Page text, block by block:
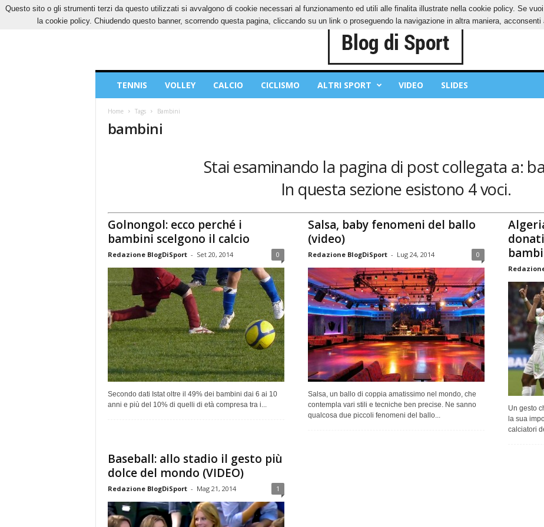
VENERDÌ, 7 AGOSTO 2026 CONTATTI COOKIES PRIVACY POLICY
Sport
TENNIS VOLLEY CALCIO CICLISMO ALTRI SPORT VIDEO SLIDES
Home Tags Bambini
bambini
Stai esaminando la pagina di post collegata a:
In questa sezione esistono 4 voci.
Golnongol: ecco perché i
bambini scelgono il calcio
Redazione BlogDiSport - Set 20, 2014 0
Secondo dati Istat oltre il 49% dei bambini dai 6 ai 10
anni e più del 10% di quelli di età compresa tra i...
Salsa, baby fenomeni del ballo
(video)
Redazione BlogDiSport - Lug 24, 2014 0
Salsa, un ballo di coppia amatissimo nel mondo, che
contempla vari stili e tecniche ben precise. Ne sanno
qualcosa due piccoli fenomeni del ballo...
Un gesto
la sua
calciatori
Baseball: allo stadio il gesto più
dolce del mondo (VIDEO)
Redazione BlogDiSport - Mag 21, 2014 1
Questo sito o gli strumenti terzi da questo utilizzati si avvalgono di cookie necessari al funzionamento ed utili alle finalita illustrate nella cookie policy. Se
la cookie policy. Chiudendo questo banner, scorrendo questa pagina, cliccando su un link o proseguendo la navigazione in altra maniera,